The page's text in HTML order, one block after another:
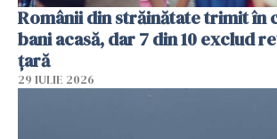
Românii din străinătate trimit în
bani acasă, dar 7 din 10 exclud
țară
29 IULIE 2026